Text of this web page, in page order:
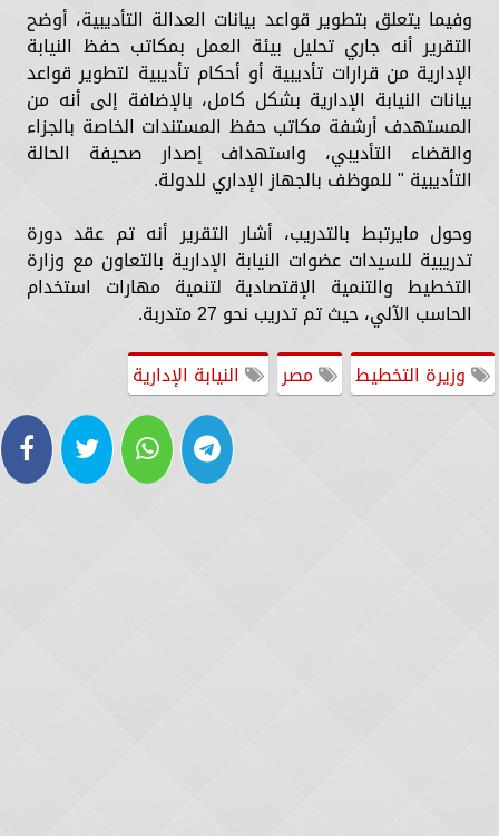
وفيما يتعلق بتطوير قواعد بيانات العدالة التأديبية، أوضح
التقرير أنه جاري تحليل بيئة العمل بمكاتب حفظ النيابة
الإدارية من قرارات تأديبية أو أحكام تأديبية لتطوير قواعد
بيانات النيابة الإدارية بشكل كامل، بالإضافة إلى أنه من
المستهدف أرشفة مكاتب حفظ المستندات الخاصة بالجزاء
والقضاء التأديبي، واستهداف إصدار صحيفة الحالة
التأديبية " للموظف بالجهاز الإداري للدولة.
وحول مايرتبط بالتدريب، أشار التقرير أنه تم عقد دورة
تدريبية للسيدات عضوات النيابة الإدارية بالتعاون مع وزارة
التخطيط والتنمية الإقتصادية لتنمية مهارات استخدام
الحاسب الآلي، حيث تم تدريب نحو 27 متدربة.
وزيرة التخطيط
مصر النيابة الإدارية